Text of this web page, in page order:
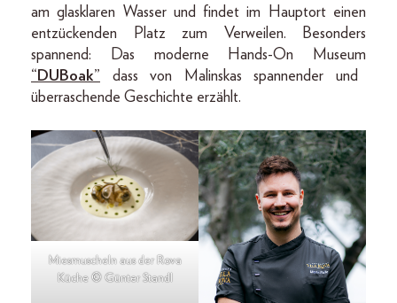
am glasklaren Wasser und findet im Hauptort einen
entzückenden Platz zum Verweilen. Besonders
spannend: Das moderne Hands-On Museum
“DUBoak” dass von Malinskas spannender und
überraschende Geschichte erzählt.
Miesmuscheln aus der Rova
Küche © Günter Standl